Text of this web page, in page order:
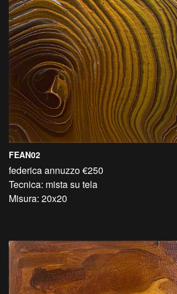
FEAN02
federica annuzzo €250
Tecnica: mista su tela
Misura: 20x20